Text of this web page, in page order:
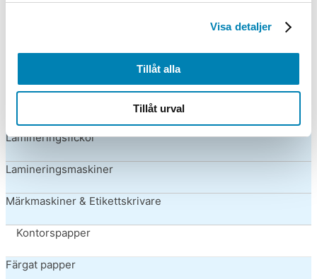
Visa detaljer
Tillåt alla
Tillåt urval
Lamineringsfickor
Lamineringsmaskiner
Märkmaskiner & Etikettskrivare
Kontorspapper
Färgat papper